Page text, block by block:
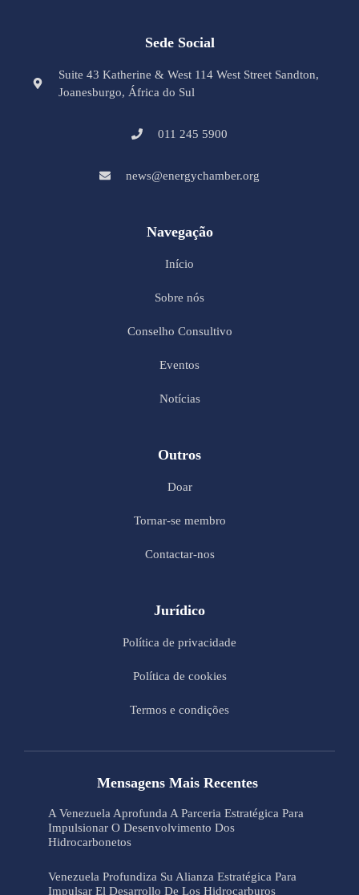
Sede Social
Suite 43 Katherine & West 114 West Street Sandton,
Joanesburgo, África do Sul
011 245 5900
news@energychamber.org
Navegação
Início
Sobre nós
Conselho Consultivo
Eventos
Notícias
Outros
Doar
Tornar-se membro
Contactar-nos
Jurídico
Política de privacidade
Política de cookies
Termos e condições
Mensagens Mais Recentes
A Venezuela Aprofunda A Parceria Estratégica Para
Impulsionar O Desenvolvimento Dos
Hidrocarbonetos
Venezuela Profundiza Su Alianza Estratégica Para
Impulsar El Desarrollo De Los Hidrocarburos